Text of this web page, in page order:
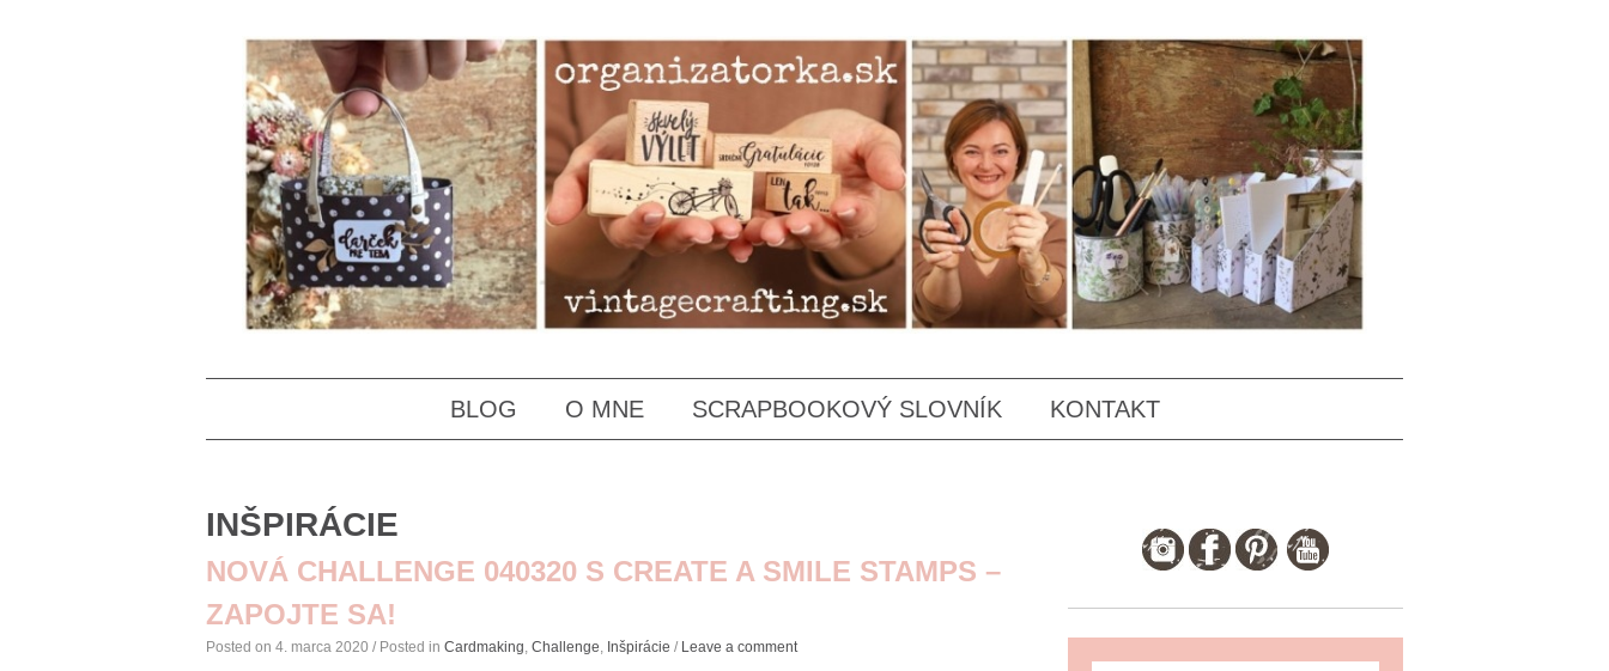
SKIP
BLOG O MNE SCRAPBOOKOVÝ SLOVNÍK KONTAKT
INŠPIRÁCIE
NOVÁ CHALLENGE 040320 S CREATE A SMILE STAMPS –
ZAPOJTE SA!
Posted on 4. marca 2020 / Posted in Cardmaking Challenge Inšpirácie / Leave a comment